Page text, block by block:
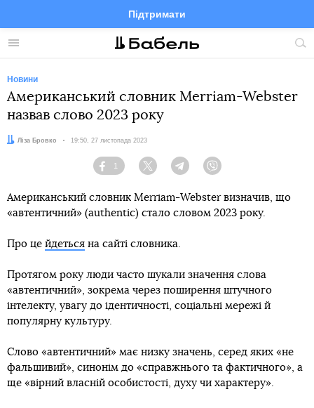
Меню
Підтримати
FacebookTelegramTwitter
Новини
Американський словник Merriam-Webster
назвав слово 2023 року
Автор:
Ліза Бровко Дата:
19:50, 27 листопада 2023
Facebook
1
Twitter TelegramViber
Американський словник Merriam-Webster визначив, що
«автентичний» (authentic) стало словом 2023 року.
Про це йдеться на сайті словника.
Протягом року люди часто шукали значення слова
«автентичний», зокрема через поширення штучного
інтелекту, увагу до ідентичності, соціальні мережі й
популярну культуру.
Слово «автентичний» має низку значень, серед яких «не
фальшивий», синонім до «справжнього та фактичного», а
ще «вірний власній особистості, духу чи характеру».